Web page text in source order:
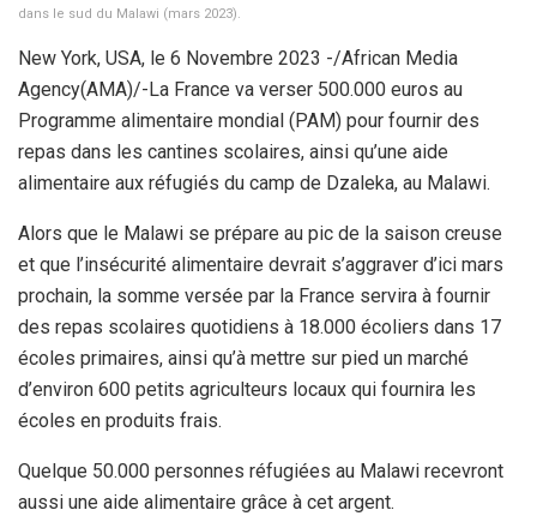
dans le sud du Malawi (mars 2023).
New York, USA, le 6 Novembre 2023 -/African Media
Agency(AMA)/-La France va verser 500.000 euros au
Programme alimentaire mondial (PAM) pour fournir des
repas dans les cantines scolaires, ainsi qu’une aide
alimentaire aux réfugiés du camp de Dzaleka, au Malawi.
Alors que le Malawi se prépare au pic de la saison creuse
et que l’insécurité alimentaire devrait s’aggraver d’ici mars
prochain, la somme versée par la France servira à fournir
des repas scolaires quotidiens à 18.000 écoliers dans 17
écoles primaires, ainsi qu’à mettre sur pied un marché
d’environ 600 petits agriculteurs locaux qui fournira les
écoles en produits frais.
Quelque 50.000 personnes réfugiées au Malawi recevront
aussi une aide alimentaire grâce à cet argent.